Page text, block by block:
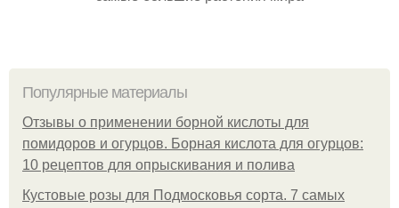
Популярные материалы
Отзывы о применении борной кислоты для
помидоров и огурцов. Борная кислота для огурцов:
10 рецептов для опрыскивания и полива
Кустовые розы для Подмосковья сорта. 7 самых